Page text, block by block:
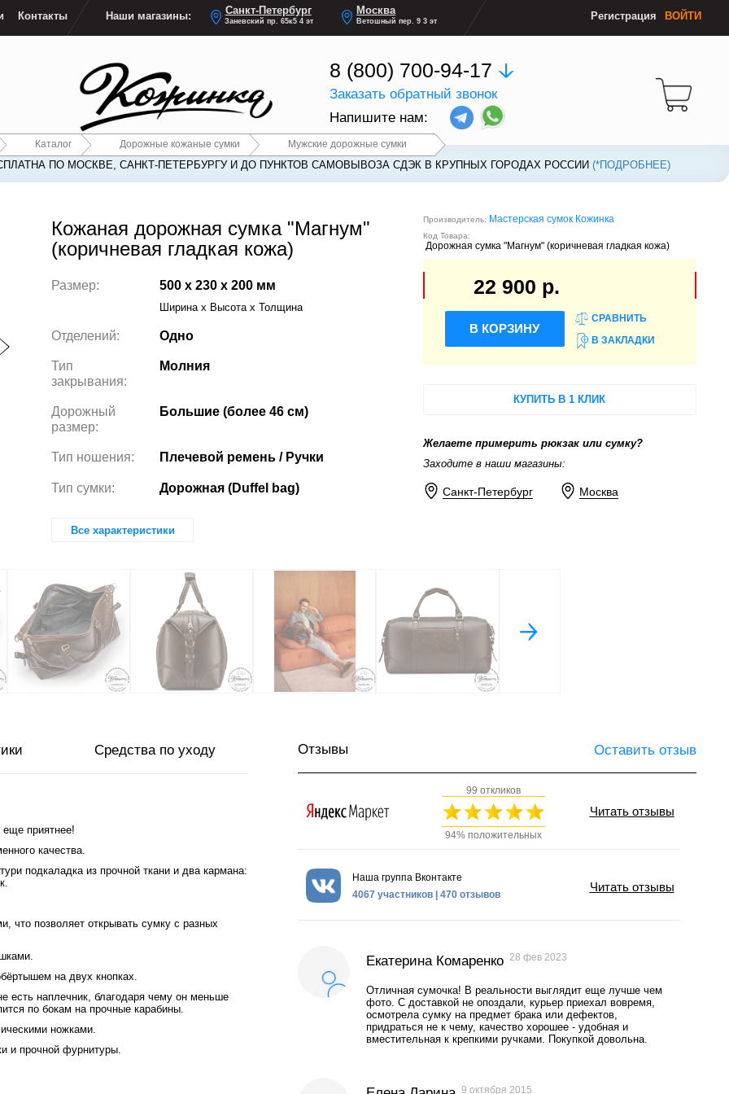
Контакты Наши магазины: Санкт-Петербург
Заневский пр. 65к5 4 эт
Москва
Ветошный пер. 9 3 эт Регистрация ВОЙТИ
8 (800) 700-94-17
Заказать обратный звонок
Напишите нам:
Каталог Дорожные кожаные сумки Мужские дорожные сумки
ПО МОСКВЕ, САНКТ-ПЕТЕРБУРГУ И ДО ПУНКТОВ САМОВЫВОЗА СДЭК В КРУПНЫХ ГОРОДАХ РОССИИ (*ПОДРОБНЕЕ)
ПО МОСКВЕ, САНКТ-ПЕТЕРБУРГУ И ДО ПУНКТОВ САМОВЫВОЗА СДЭК В КРУПНЫХ ГОРОДАХ РОССИИ (*ПОДРОБНЕЕ)
Кожаная дорожная сумка "Магнум"
(коричневая гладкая кожа)
Размер: 500 x 230 x 200 мм
Ширина x Высота x Толщина
Отделений: Одно
Тип
закрывания:
Молния
Дорожный
размер:
Большие (более 46 см)
Тип ношения: Плечевой ремень / Ручки
Тип сумки: Дорожная (Duffel bag)
Все характеристики
Производитель: Мастерская сумок Кожинка
Код Товара:
Дорожная сумка "Магнум" (коричневая гладкая кожа)
22 900 р.
В КОРЗИНУ
СРАВНИТЬ
В ЗАКЛАДКИ
КУПИТЬ В 1 КЛИК
Желаете примерить рюкзак или сумку?
Заходите в наши магазины:
Санкт-Петербург Москва
Средства по уходу
приятнее!
качества.
подкаладка из прочной ткани и два кармана:
позволяет открывать сумку с разных
на двух кнопках.
есть наплечник, благодаря чему он меньше
по бокам на прочные карабины.
ножками.
и прочной фурнитуры.
Отзывы Оставить отзыв
99 откликов
94% положительных
Читать отзывы
Наша группа Вконтакте
4067 участников | 470 отзывов
Читать отзывы
Екатерина Комаренко 28 фев 2023
Отличная сумочка! В реальности выглядит еще лучше чем
фото. С доставкой не опоздали, курьер приехал вовремя,
осмотрела сумку на предмет брака или дефектов,
придраться не к чему, качество хорошее - удобная и
вместительная к крепкими ручками. Покупкой довольна.
9 октября 2015